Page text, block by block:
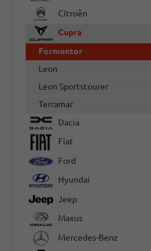
Citroën
Cupra
Formentor
Leon
Leon Sportstourer
Terramar
Dacia
Fiat
Ford
Hyundai
Jeep
Maxus
Mercedes-Benz